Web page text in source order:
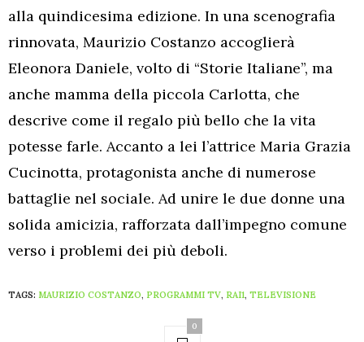
alla quindicesima edizione. In una scenografia
rinnovata, Maurizio Costanzo accoglierà
Eleonora Daniele, volto di “Storie Italiane”, ma
anche mamma della piccola Carlotta, che
descrive come il regalo più bello che la vita
potesse farle. Accanto a lei l’attrice Maria Grazia
Cucinotta, protagonista anche di numerose
battaglie nel sociale. Ad unire le due donne una
solida amicizia, rafforzata dall’impegno comune
verso i problemi dei più deboli.
TAGS: MAURIZIO COSTANZO, PROGRAMMI TV, RAI1, TELEVISIONE
0